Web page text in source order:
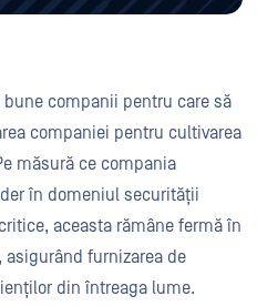
bune companii pentru care să
companiei pentru cultivarea
măsură ce compania
în domeniul securității
aceasta rămâne fermă în
furnizarea de
din întreaga lume.